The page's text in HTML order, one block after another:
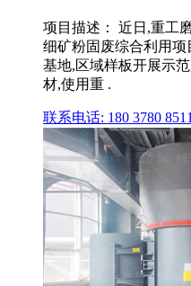
项目描述： 近日,重工
细矿粉固废综合利用
基地,区域样板开展示
材,使用重 .
联系电话: 180 3780 8511